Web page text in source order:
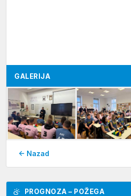
GALERIJA
← Nazad
PROGNOZA – POŽEGA